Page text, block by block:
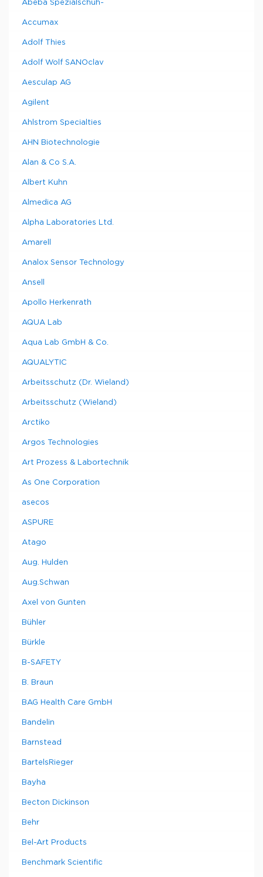
Abeba Spezialschuh-
Accumax
Adolf Thies
Adolf Wolf SANOclav
Aesculap AG
Agilent
Ahlstrom Specialties
AHN Biotechnologie
Alan & Co S.A.
Albert Kuhn
Almedica AG
Alpha Laboratories Ltd.
Amarell
Analox Sensor Technology
Ansell
Apollo Herkenrath
AQUA Lab
Aqua Lab GmbH & Co.
AQUALYTIC
Arbeitsschutz (Dr. Wieland)
Arbeitsschutz (Wieland)
Arctiko
Argos Technologies
Art Prozess & Labortechnik
As One Corporation
asecos
ASPURE
Atago
Aug. Hulden
Aug.Schwan
Axel von Gunten
Bühler
Bürkle
B-SAFETY
B. Braun
BAG Health Care GmbH
Bandelin
Barnstead
BartelsRieger
Bayha
Becton Dickinson
Behr
Bel-Art Products
Benchmark Scientific